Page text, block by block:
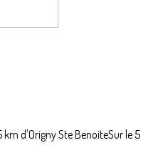
km d'Origny Ste BenoiteSur le 5